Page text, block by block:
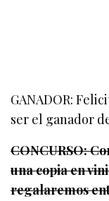
GANADOR:
ser el ganador
CONCURSO:
una copia en
regalaremos